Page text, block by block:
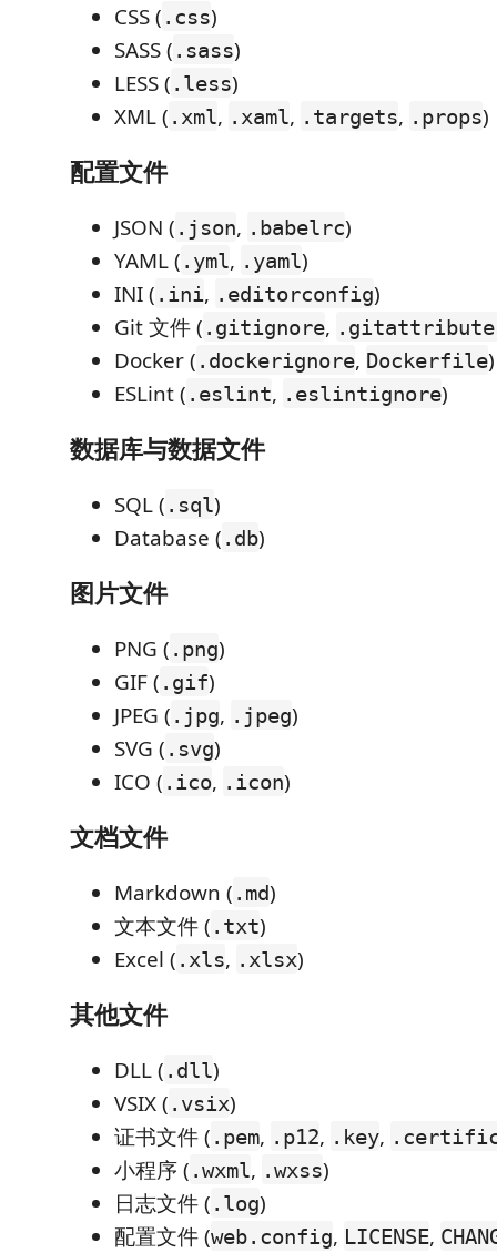
CSS ( .css)
SASS ( .sass)
LESS ( .less)
XML ( .xml, .xaml, .targets, .props)
配置文件
JSON ( .json, .babelrc)
YAML ( .yml, .yaml)
INI ( .ini, .editorconfig)
Git 文件 ( .gitignore,
Docker ( .dockerignore, Dockerfile)
ESLint ( .eslint, .eslintignore)
数据库与数据文件
SQL ( .sql)
Database ( .db)
图片文件
PNG ( .png)
GIF ( .gif)
JPEG ( .jpg, .jpeg)
SVG ( .svg)
ICO ( .ico, .icon)
文档文件
Markdown ( .md)
文本文件 ( .txt)
Excel ( .xls, .xlsx)
其他文件
DLL ( .dll)
VSIX ( .vsix)
证书文件 ( .pem, .p12, .key,
小程序 ( .wxml, .wxss)
日志文件 ( .log)
配置文件 (web.config, LICENSE,